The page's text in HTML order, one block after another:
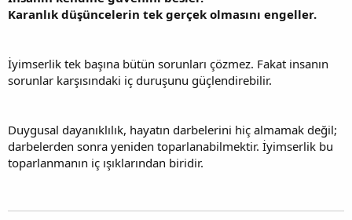
Karanlık düşüncelerin tek gerçek olmasını engeller.
İyimserlik tek başına bütün sorunları çözmez. Fakat insanın
sorunlar karşısındaki iç duruşunu güçlendirebilir.
Duygusal dayanıklılık, hayatın darbelerini hiç almamak değil;
darbelerden sonra yeniden toparlanabilmektir. İyimserlik bu
toparlanmanın iç ışıklarından biridir.